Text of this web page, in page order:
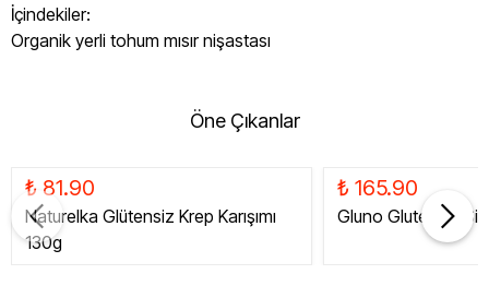
İçindekiler:
Organik yerli tohum mısır nişastası
Öne Çıkanlar
₺ 81.90
Naturelka Glütensiz Krep Karışımı
130g
₺ 165.90
Gluno Glutensiz